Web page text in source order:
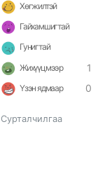
Хөгжилтэй
Гайхамшигтай
Гунигтай
Жихүүцмээр
1
Үзэн ядмаар 0
Сурталчилгаа